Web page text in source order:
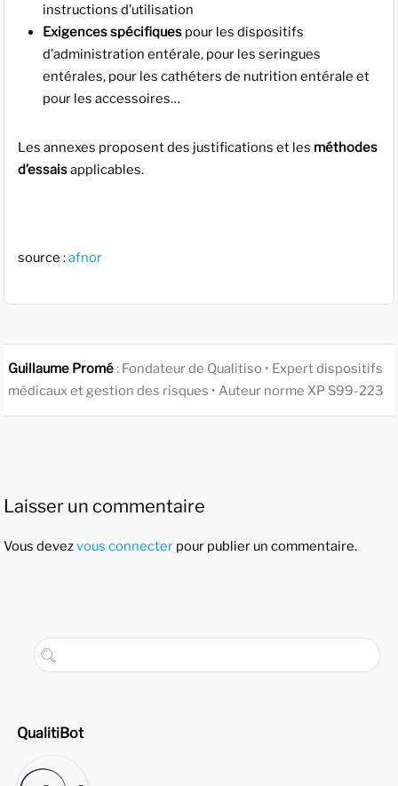
instructions d’utilisation
Exigences spécifiques pour les dispositifs
d’administration entérale, pour les seringues
entérales, pour les cathéters de nutrition entérale et
pour les accessoires…
Les annexes proposent des justifications et les méthodes
d’essaisapplicables.
source :afnor
Guillaume Promé: Fondateur de Qualitiso • Expert dispositifs
médicaux et gestion des risques • Auteur norme XP S99-223
Laisser un commentaire
Vous devezvous connecter pour publier un commentaire.
QualitiBot